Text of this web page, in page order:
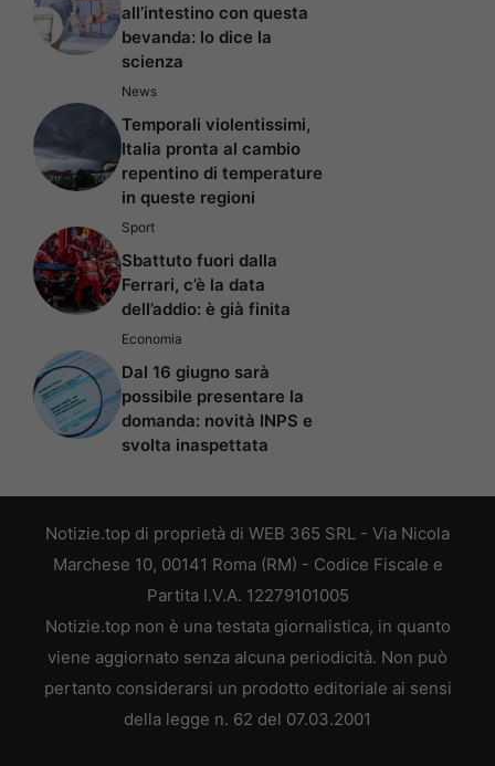
all’intestino con questa
bevanda: lo dice la
scienza
News
Temporali violentissimi,
Italia pronta al cambio
repentino di temperature
in queste regioni
Sport
Sbattuto fuori dalla
Ferrari, c’è la data
dell’addio: è già finita
Economia
Dal 16 giugno sarà
possibile presentare la
domanda: novità INPS e
svolta inaspettata
Notizie.top di proprietà di WEB 365 SRL - Via Nicola
Marchese 10, 00141 Roma (RM) - Codice Fiscale e
Partita I.V.A. 12279101005
Notizie.top non è una testata giornalistica, in quanto
viene aggiornato senza alcuna periodicità. Non può
pertanto considerarsi un prodotto editoriale ai sensi
della legge n. 62 del 07.03.2001